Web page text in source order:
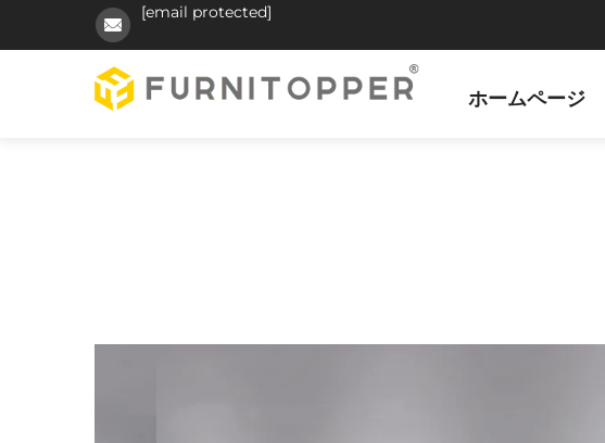
[email protected]
ホームページ